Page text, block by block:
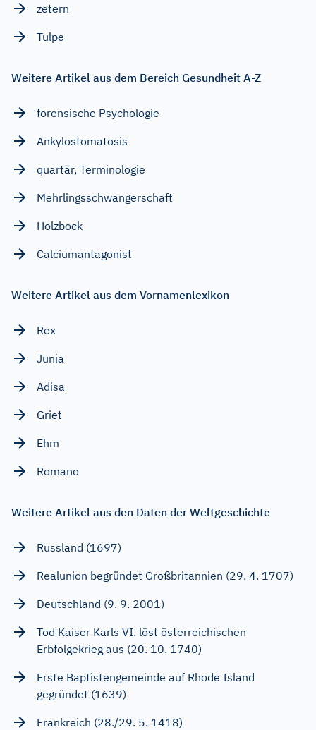
zetern
Tulpe
Weitere Artikel aus dem Bereich Gesundheit A-Z
forensische Psychologie
Ankylostomatosis
quartär, Terminologie
Mehrlingsschwangerschaft
Holzbock
Calciumantagonist
Weitere Artikel aus dem Vornamenlexikon
Rex
Junia
Adisa
Griet
Ehm
Romano
Weitere Artikel aus den Daten der Weltgeschichte
Russland (1697)
Realunion begründet Großbritannien (29. 4. 1707)
Deutschland (9. 9. 2001)
Tod Kaiser Karls VI. löst österreichischen
Erbfolgekrieg aus (20. 10. 1740)
Erste Baptistengemeinde auf Rhode Island
gegründet (1639)
Frankreich (28./29. 5. 1418)